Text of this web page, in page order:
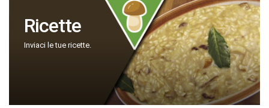
Ricette
Inviaci le tue ricette.